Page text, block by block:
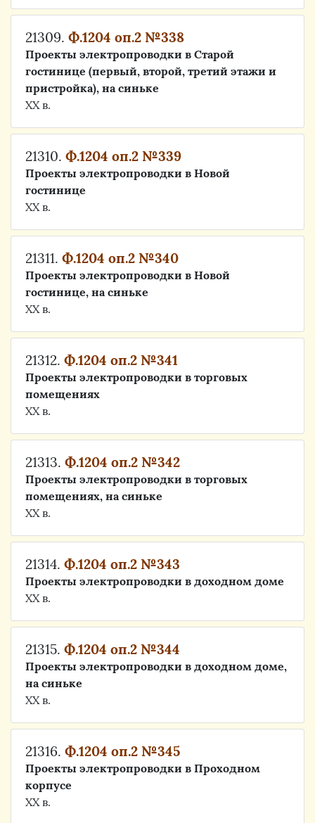
21309. Ф.1204 оп.2 №338
Проекты электропроводки в Старой
гостинице (первый, второй, третий этажи и
пристройка), на синьке
ХХ в.
21310. Ф.1204 оп.2 №339
Проекты электропроводки в Новой
гостинице
ХХ в.
21311. Ф.1204 оп.2 №340
Проекты электропроводки в Новой
гостинице, на синьке
ХХ в.
21312. Ф.1204 оп.2 №341
Проекты электропроводки в торговых
помещениях
ХХ в.
21313. Ф.1204 оп.2 №342
Проекты электропроводки в торговых
помещениях, на синьке
ХХ в.
21314. Ф.1204 оп.2 №343
Проекты электропроводки в доходном доме
ХХ в.
21315. Ф.1204 оп.2 №344
Проекты электропроводки в доходном доме,
на синьке
ХХ в.
21316. Ф.1204 оп.2 №345
Проекты электропроводки в Проходном
корпусе
ХХ в.